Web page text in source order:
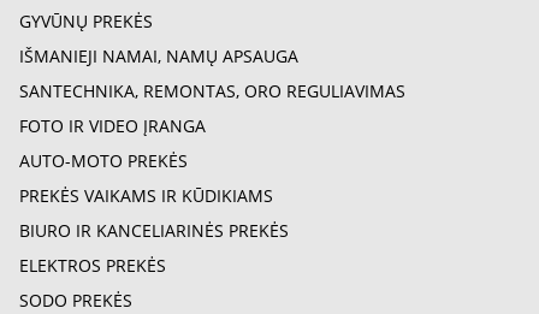
GYVŪNŲ PREKĖS
IŠMANIEJI NAMAI, NAMŲ APSAUGA
SANTECHNIKA, REMONTAS, ORO REGULIAVIMAS
FOTO IR VIDEO ĮRANGA
AUTO-MOTO PREKĖS
PREKĖS VAIKAMS IR KŪDIKIAMS
BIURO IR KANCELIARINĖS PREKĖS
ELEKTROS PREKĖS
SODO PREKĖS